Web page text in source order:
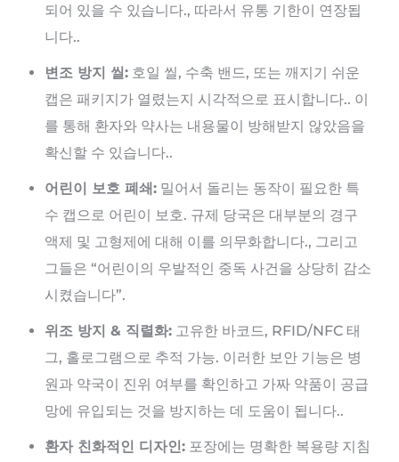
되어 있을 수 있습니다., 따라서 유통 기한이 연장됩
니다..
변조 방지 씰: 호일 씰, 수축 밴드, 또는 깨지기 쉬운
캡은 패키지가 열렸는지 시각적으로 표시합니다.. 이
를 통해 환자와 약사는 내용물이 방해받지 않았음을
확신할 수 있습니다..
어린이 보호 폐쇄: 밀어서 돌리는 동작이 필요한 특
수 캡으로 어린이 보호. 규제 당국은 대부분의 경구
액제 및 고형제에 대해 이를 의무화합니다., 그리고
그들은 “어린이의 우발적인 중독 사건을 상당히 감소
시켰습니다”.
위조 방지 & 직렬화: 고유한 바코드, RFID/NFC 태
그, 홀로그램으로 추적 가능. 이러한 보안 기능은 병
원과 약국이 진위 여부를 확인하고 가짜 약품이 공급
망에 유입되는 것을 방지하는 데 도움이 됩니다..
환자 친화적인 디자인: 포장에는 명확한 복용량 지침